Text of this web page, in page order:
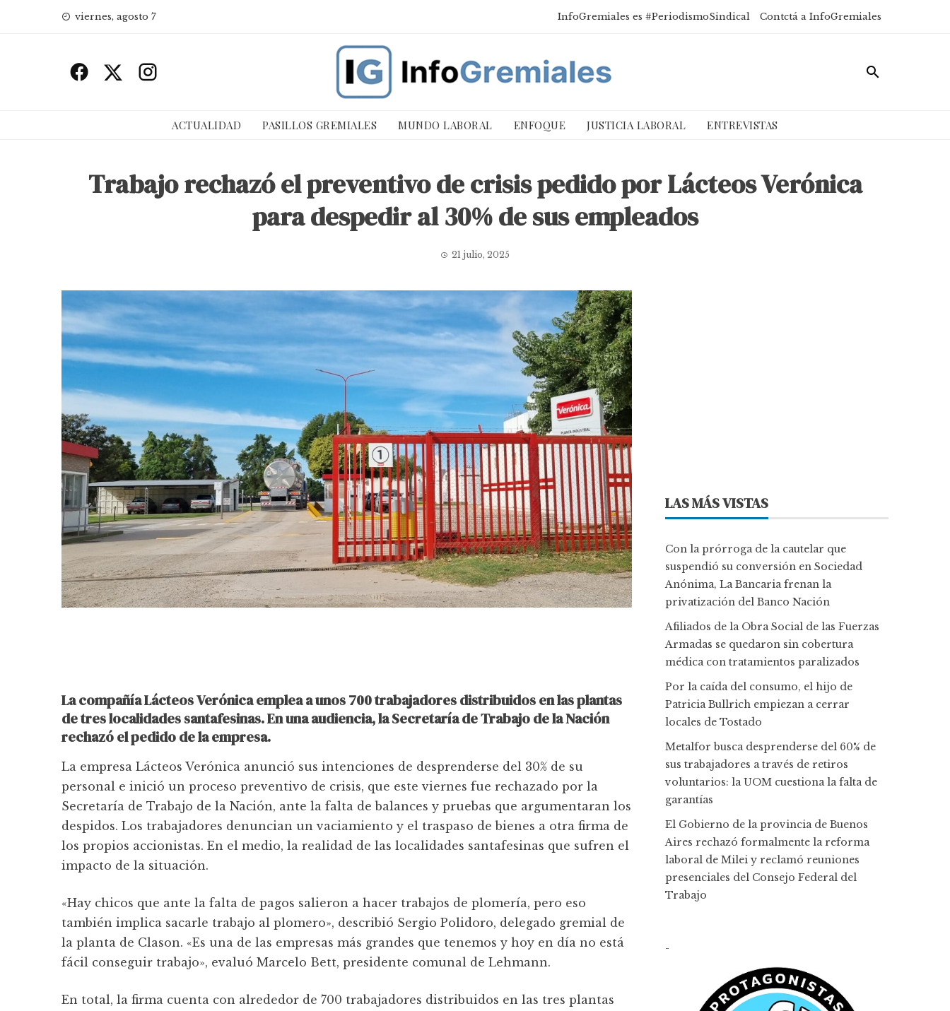
viernes, agosto 7 InfoGremiales es #PeriodismoSindical Contctá a InfoGremiales
ACTUALIDAD PASILLOS GREMIALES MUNDO LABORAL ENFOQUE JUSTICIA LABORAL ENTREVISTAS
Trabajo rechazó el preventivo de crisis pedido por Lácteos Verónica
para despedir al 30% de sus empleados
21 julio, 2025
La compañía Lácteos Verónica emplea a unos 700 trabajadores distribuidos en las plantas
de tres localidades santafesinas. En una audiencia, la Secretaría de Trabajo de la Nación
rechazó el pedido de la empresa.
La empresa Lácteos Verónica anunció sus intenciones de desprenderse del 30% de su
personal e inició un proceso preventivo de crisis, que este viernes fue rechazado por la
Secretaría de Trabajo de la Nación, ante la falta de balances y pruebas que argumentaran los
despidos. Los trabajadores denuncian un vaciamiento y el traspaso de bienes a otra firma de
los propios accionistas. En el medio, la realidad de las localidades santafesinas que sufren el
impacto de la situación.
«Hay chicos que ante la falta de pagos salieron a hacer trabajos de plomería, pero eso
también implica sacarle trabajo al plomero», describió Sergio Polidoro, delegado gremial de
la planta de Clason. «Es una de las empresas más grandes que tenemos y hoy en día no está
fácil conseguir trabajo», evaluó Marcelo Bett, presidente comunal de Lehmann.
En total, la firma cuenta con alrededor de 700 trabajadores distribuidos en las tres plantas
LAS MÁS VISTAS
Con la prórroga de la cautelar que
suspendió su conversión en Sociedad
Anónima, La Bancaria frenan la
privatización del Banco Nación
Afiliados de la Obra Social de las Fuerzas
Armadas se quedaron sin cobertura
médica con tratamientos paralizados
Por la caída del consumo, el hijo de
Patricia Bullrich empiezan a cerrar
locales de Tostado
Metalfor busca desprenderse del 60% de
sus trabajadores a través de retiros
voluntarios: la UOM cuestiona la falta de
garantías
El Gobierno de la provincia de Buenos
Aires rechazó formalmente la reforma
laboral de Milei y reclamó reuniones
presenciales del Consejo Federal del
Trabajo
-